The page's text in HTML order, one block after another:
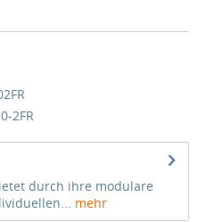
2FR
durch ihre modulare
mehr